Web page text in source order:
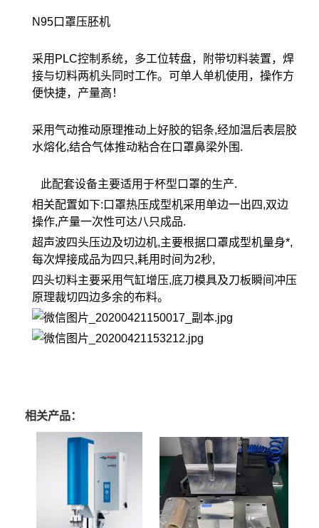
N95口罩压胚机
采用PLC控制系统，多工位转盘，附带切料装置，焊
接与切料两机头同时工作。可单人单机使用，操作方
便快捷，产量高！
采用气动推动原理推动上好胶的铝条,经加温后表层胶
水熔化,结合气体推动粘合在口罩鼻梁外围.
此配套设备主要适用于杯型口罩的生产.
相关配置如下:口罩热压成型机采用单边一出四,双边
操作,产量一次性可达八只成品.
超声波四头压边及切边机,主要根据口罩成型机量身*,
每次焊接成品为四只,耗用时间为2秒,
四头切料主要采用气缸增压,底刀模具及刀板瞬间冲压
原理裁切四边多余的布料。
相关产品：